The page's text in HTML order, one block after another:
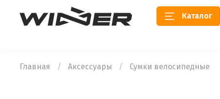
Каталог
Главная Аксессуары Сумки велосипедные